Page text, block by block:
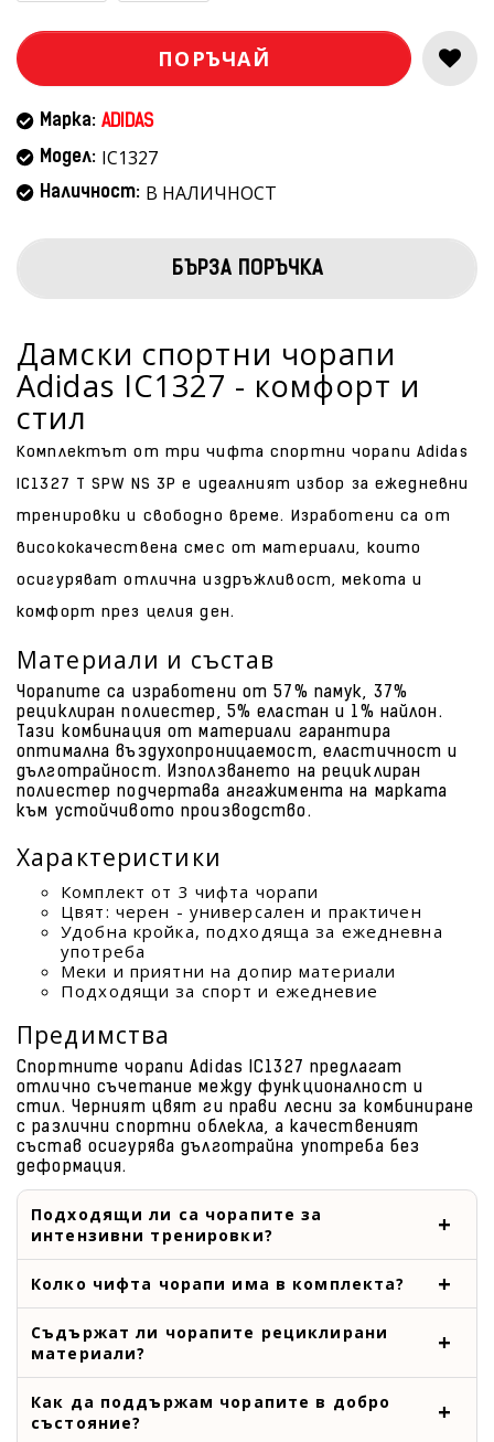
ПОРЪЧАЙ
Марка: ADIDAS
Модел: IC1327
Наличност: В НАЛИЧНОСТ
БЪРЗА ПОРЪЧКА
Дамски спортни чорапи
Adidas IC1327 - комфорт и
стил
Комплектът от три чифта спортни чорапи Adidas
IC1327 T SPW NS 3P е идеалният избор за ежедневни
тренировки и свободно време. Изработени са от
висококачествена смес от материали, които
осигуряват отлична издръжливост, мекота и
комфорт през целия ден.
Материали и състав
Чорапите са изработени от 57% памук, 37%
рециклиран полиестер, 5% еластан и 1% найлон.
Тази комбинация от материали гарантира
оптимална въздухопроницаемост, еластичност и
дълготрайност. Използването на рециклиран
полиестер подчертава ангажимента на марката
към устойчивото производство.
Характеристики
Комплект от 3 чифта чорапи
Цвят: черен - универсален и практичен
Удобна кройка, подходяща за ежедневна
употреба
Меки и приятни на допир материали
Подходящи за спорт и ежедневие
Предимства
Спортните чорапи Adidas IC1327 предлагат
отлично съчетание между функционалност и
стил. Черният цвят ги прави лесни за комбиниране
с различни спортни облекла, а качественият
състав осигурява дълготрайна употреба без
деформация.
Подходящи ли са чорапите за
интензивни тренировки?
Колко чифта чорапи има в комплекта?
Съдържат ли чорапите рециклирани
материали?
Как да поддържам чорапите в добро
състояние?